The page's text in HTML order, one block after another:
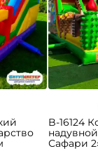
B-16124
Сафари